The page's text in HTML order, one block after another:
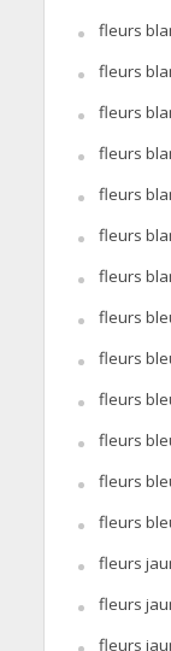
fleurs
fleurs
fleurs
fleurs
fleurs
fleurs
fleurs
fleurs
fleurs
fleurs
fleurs
fleurs
fleurs
fleurs
fleurs
fleurs